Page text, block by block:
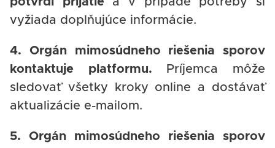
vyžiada doplňujúce informácie.
4. Orgán mimosúdneho riešenia sporov
kontaktuje platformu.
Príjemca môže
sledovať všetky kroky online a dostávať
aktualizácie e-mailom.
5. Orgán mimosúdneho riešenia sporov